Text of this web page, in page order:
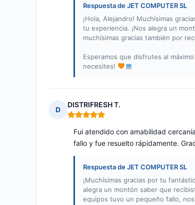
Respuesta de JET COMPUTER SL
¡Hola, Alejandro! Muchísimas
tu experiencia. ¡Nos alegra un
muchísimas gracias también por
Esperamos que disfrutes al
necesites!
D
DISTRIFRESH T.
Nota: 5 de 5
Fui atendido con amabilidad
fallo y fue resuelto rápidamente.
Respuesta de JET COMPUTER SL
¡Muchísimas gracias por tu
alegra un montón saber que
equipos tuvo un pequeño fallo,